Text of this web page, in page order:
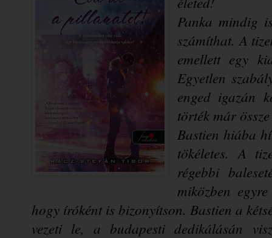
Panka mindig
számíthat. A
emellett egy
Egyetlen
enged igazán
Bastien hiába
tökéletes. A
régebbi
miközben
hogy íróként is bizonyítson. Bastien a
vezeti le, a budapesti dedikálásán